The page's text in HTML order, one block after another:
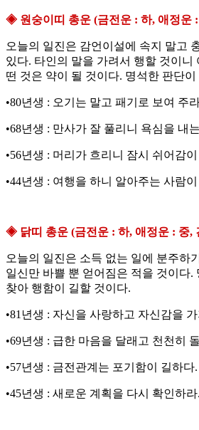
◈ 원숭이띠 총운 (금전운 : 하, 애정운
오늘의 일진은 감언이설에 속지 말고
있다. 타인의 말을 가려서 행할 것이니
떤 것은 약이 될 것이다. 명석한 판단이
•80년생 : 오기는 말고 패기로 보여 주
•68년생 : 만사가 잘 풀리니 욕심을 내
•56년생 : 머리가 흐리니 잠시 쉬어감
•44년생 : 여행을 하니 알아주는 사람
◈ 닭띠 총운 (금전운 : 하, 애정운 : 중,
오늘의 일진은 소득 없는 일에 분주하
일신만 바쁠 뿐 얻어짐은 적을 것이다.
찾아 행함이 길할 것이다.
•81년생 : 자신을 사랑하고 자신감을
•69년생 : 급한 마음을 달래고 천천히
•57년생 : 금전관계는 포기함이 길하다.
•45년생 : 새로운 계획을 다시 확인하라.